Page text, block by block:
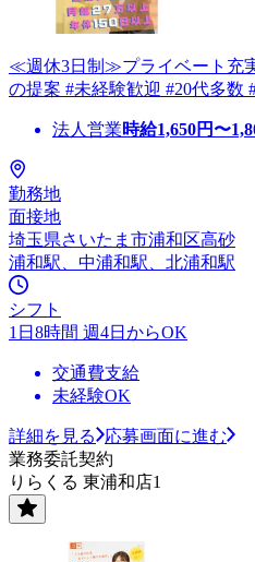
≪週休3日制≫プライベート充
の提案 #未経験歓迎 #20代多数
法人営業時給1,650円〜
勤務地
面接地
埼玉県さいたま市浦和区高砂
浦和駅、中浦和駅、北浦和駅
シフト
1日8時間 週4日からOK
交通費支給
未経験OK
詳細を見る
応募画面に進む
業務委託契約
りらくる 東浦和店1